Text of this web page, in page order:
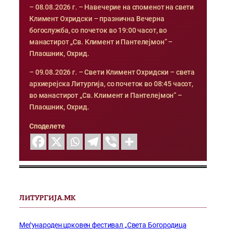
– 08.08.2026 г. – Навечерие на споменот на свети
Климент Охридски – празнична Вечерна
богослужба, со почеток во 19:00 часот, во
манастирот „Св. Климент и Пантелејмон“ –
Плаошник, Охрид.
– 09.08.2026 г. – Свети Климент Охридски – света
архиерејска Литургија, со почеток во 08:45 часот,
во манастирот „Св. Климент и Пантелејмон“ –
Плаошник, Охрид.
Споделете
ЛИТУРГИЈА.МК
Меѓународен црковен фестивал „Света Богородица